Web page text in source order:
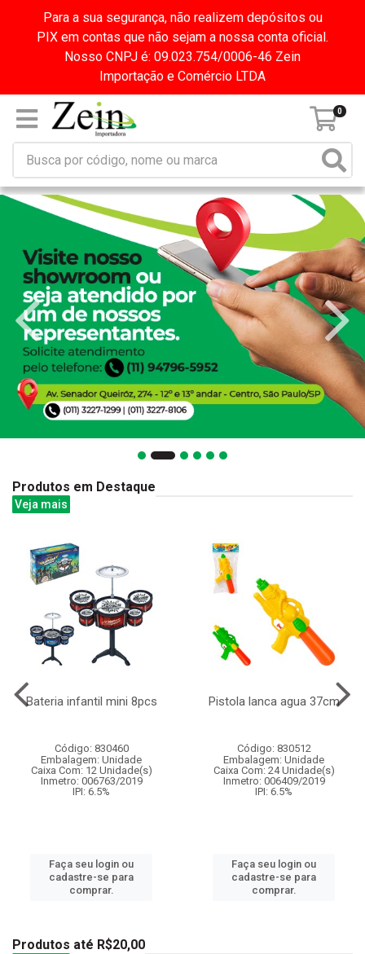
Para a sua segurança, não realizem depósitos ou
PIX em contas que não sejam a nossa conta oficial.
Nosso CNPJ é: 09.023.754/0006-46 Zein
Importação e Comércio LTDA
0
Produtos em Destaque
Veja mais
Bateria infantil mini 8pcs
Código: 830460
Embalagem: Unidade
Caixa Com: 12 Unidade(s)
Inmetro: 006763/2019
IPI: 6.5%
Faça seu login ou
cadastre-se para
comprar.
Pistola lanca agua 37cm
Código: 830512
Embalagem: Unidade
Caixa Com: 24 Unidade(s)
Inmetro: 006409/2019
IPI: 6.5%
Faça seu login ou
cadastre-se para
comprar.
Produtos até R$20,00